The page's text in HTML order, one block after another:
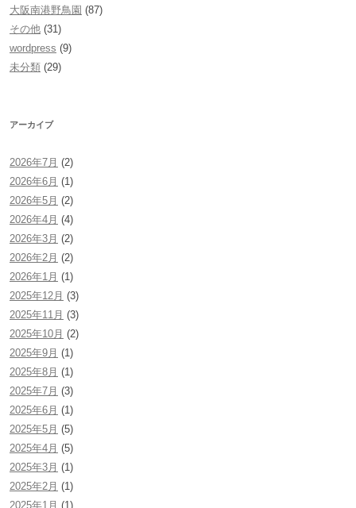
大阪南港野鳥園 (87)
その他 (31)
wordpress (9)
未分類 (29)
アーカイブ
2026年7月 (2)
2026年6月 (1)
2026年5月 (2)
2026年4月 (4)
2026年3月 (2)
2026年2月 (2)
2026年1月 (1)
2025年12月 (3)
2025年11月 (3)
2025年10月 (2)
2025年9月 (1)
2025年8月 (1)
2025年7月 (3)
2025年6月 (1)
2025年5月 (5)
2025年4月 (5)
2025年3月 (1)
2025年2月 (1)
2025年1月 (1)